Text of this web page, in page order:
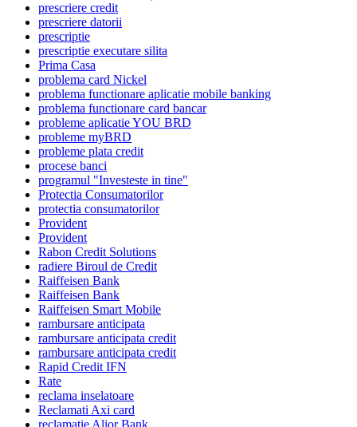
prescriere credit
prescriere datorii
prescriptie
prescriptie executare silita
Prima Casa
problema card Nickel
problema functionare aplicatie mobile banking
problema functionare card bancar
probleme aplicatie YOU BRD
probleme myBRD
probleme plata credit
procese banci
programul "Investeste in tine"
Protectia Consumatorilor
protectia consumatorilor
Provident
Provident
Rabon Credit Solutions
radiere Biroul de Credit
Raiffeisen Bank
Raiffeisen Bank
Raiffeisen Smart Mobile
rambursare anticipata
rambursare anticipata credit
rambursare anticipata credit
Rapid Credit IFN
Rate
reclama inselatoare
Reclamati Axi card